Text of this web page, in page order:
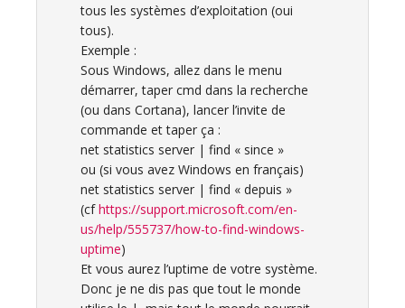
tous les systèmes d’exploitation (oui
tous).
Exemple :
Sous Windows, allez dans le menu
démarrer, taper cmd dans la recherche
(ou dans Cortana), lancer l’invite de
commande et taper ça :
net statistics server | find « since »
ou (si vous avez Windows en français)
net statistics server | find « depuis »
(cfhttps://support.microsoft.com/en-
us/help/555737/how-to-find-windows-
uptime)
Et vous aurez l’uptime de votre système.
Donc je ne dis pas que tout le monde